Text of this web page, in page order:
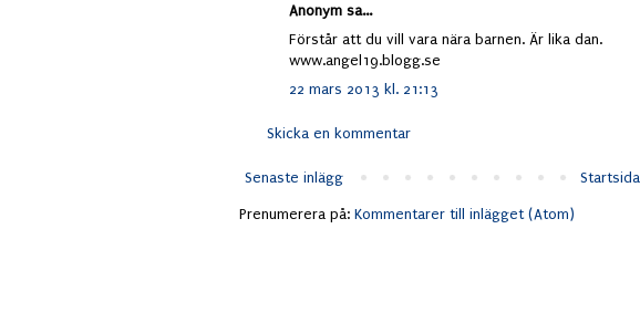
Anonym sa...
Förstår att du vill vara nära barnen. Är lika dan.
www.angel19.blogg.se
22 mars 2013 kl. 21:13
Skicka en kommentar
Senaste inlägg Startsida
Prenumerera på: Kommentarer till inlägget (Atom)